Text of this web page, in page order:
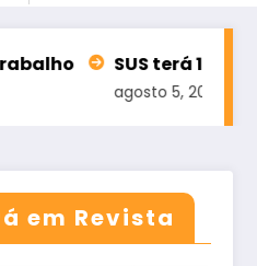
SUS terá 100 mil
agosto 5, 2026
em Revista